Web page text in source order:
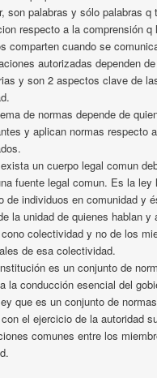
son palabras y sólo palabras q
respecto a la comprensión q
comparten cuando se
autorizadas dependen
y son 2 aspectos clave de
de normas depende de
y aplican normas respecto
un cuerpo legal comun
fuente legal comun. Es la ley
de individuos en comunidad y
la unidad de quienes hablan y
colectividad y no de los
de esa colectividad.
es un conjunto de
la conducción esencial del
que es un conjunto de
el ejercicio de la autoridad
comunes entre los